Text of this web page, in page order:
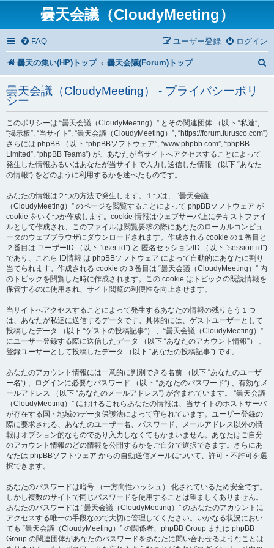
曇天会議（CloudyMeeting）
FAQ ログイン
ユーザー登録
曇天の集い(HP)トップ 曇天会議(Forum)トップ
曇天会議（CloudyMeeting） - プライバシーポリ
シー
このポリシーは “曇天会議（CloudyMeeting）” とその関連団体 （以下 “私達”,
“掲示板”, “当サイト”, “曇天会議（CloudyMeeting）”, “https://forum.furusco.com”)
さらには phpBB （以下 “phpBBソフトウェア”, “www.phpbb.com”, “phpBB
Limited”, “phpBB Teams”) が、あなたが当サイトへアクセスすることによって
発生した情報あるいはあなたが当サイトで入力し送信した情報 （以下 “あなた
の情報”) をどのように利用するかを述べたものです。
あなたの情報は２つの方法で発生します。１つは、 “曇天会議
（CloudyMeeting）” のページを閲覧することによって phpBBソフトウェア が
cookie をいくつか作成します。cookie 情報はウェブサーバ上にテキストファイ
ルとして作成され、このファイルは閲覧要求の際にあなたのローカルコンピュ
ータのウェブブラウザにダウンロードされます。作成される cookie の１番目と
２番目は ユーザーID （以下 “user-id”) と 匿名セッションID （以下 “session-id”)
であり、これら ID情報 は phpBBソフトウェア によって自動的にあなたに割り
当てられます。作成される cookie の３番目は “曇天会議（CloudyMeeting）” 内
のトピックを閲覧した時に作成されます。この cookie はトピックの既読情報を
保管するのに使用され、サイト閲覧の利便性を向上させます。
当サイトへアクセスすることによって発生するあなたの情報の残りもう１つ
は、あなたが私達に送信するデータです。具体的には、ゲストユーザーとして
投稿したデータ （以下 “ゲストの投稿記事”） 、“曇天会議（CloudyMeeting）”
にユーザー登録する際に送信したデータ （以下 “あなたのアカウント情報”） 、
登録ユーザーとして投稿したデータ （以下 “あなたの投稿記事”) です。
あなたのアカウント情報には一意的に判別できる名前 （以下 “あなたのユーザ
ー名”) 、ログインに必要なパスワード （以下 “あなたのパスワード”) 、有効なメ
ールアドレス （以下 “あなたのメールアドレス”) が含まれています。 “曇天会議
（CloudyMeeting）” におけるこれらあなたの情報は、当サイトのホストサーバ
が存在する国・地域のデータ保護法によって守られています。ユーザー登録の
際に要求される、あなたのユーザー名、パスワード、メールアドレス以外の情
報はオプション的なものであり入力しなくてもかまいません。あなたはご自分
のアカウント情報のどの情報を公開するかをご自分で選択できます。さらにあ
なたは phpBBソフトウェア からの自動送信メールについて、許可・不許可を選
択できます。
あなたのパスワードは暗号 （一方向性ハッシュ） 化されているため安全です。
しかし複数のサイトで同じパスワードを使用することは望ましくありません。
あなたのパスワードは “曇天会議（CloudyMeeting）” のあなたのアカウントに
アクセスする唯一の手段なので大切に管理してください。いかなる状況におい
ても “曇天会議（CloudyMeeting）” の関係者、phpBB Group または phpBB
Group の関連団体があなたのパスワードをあなたに問い合わせるようなことは